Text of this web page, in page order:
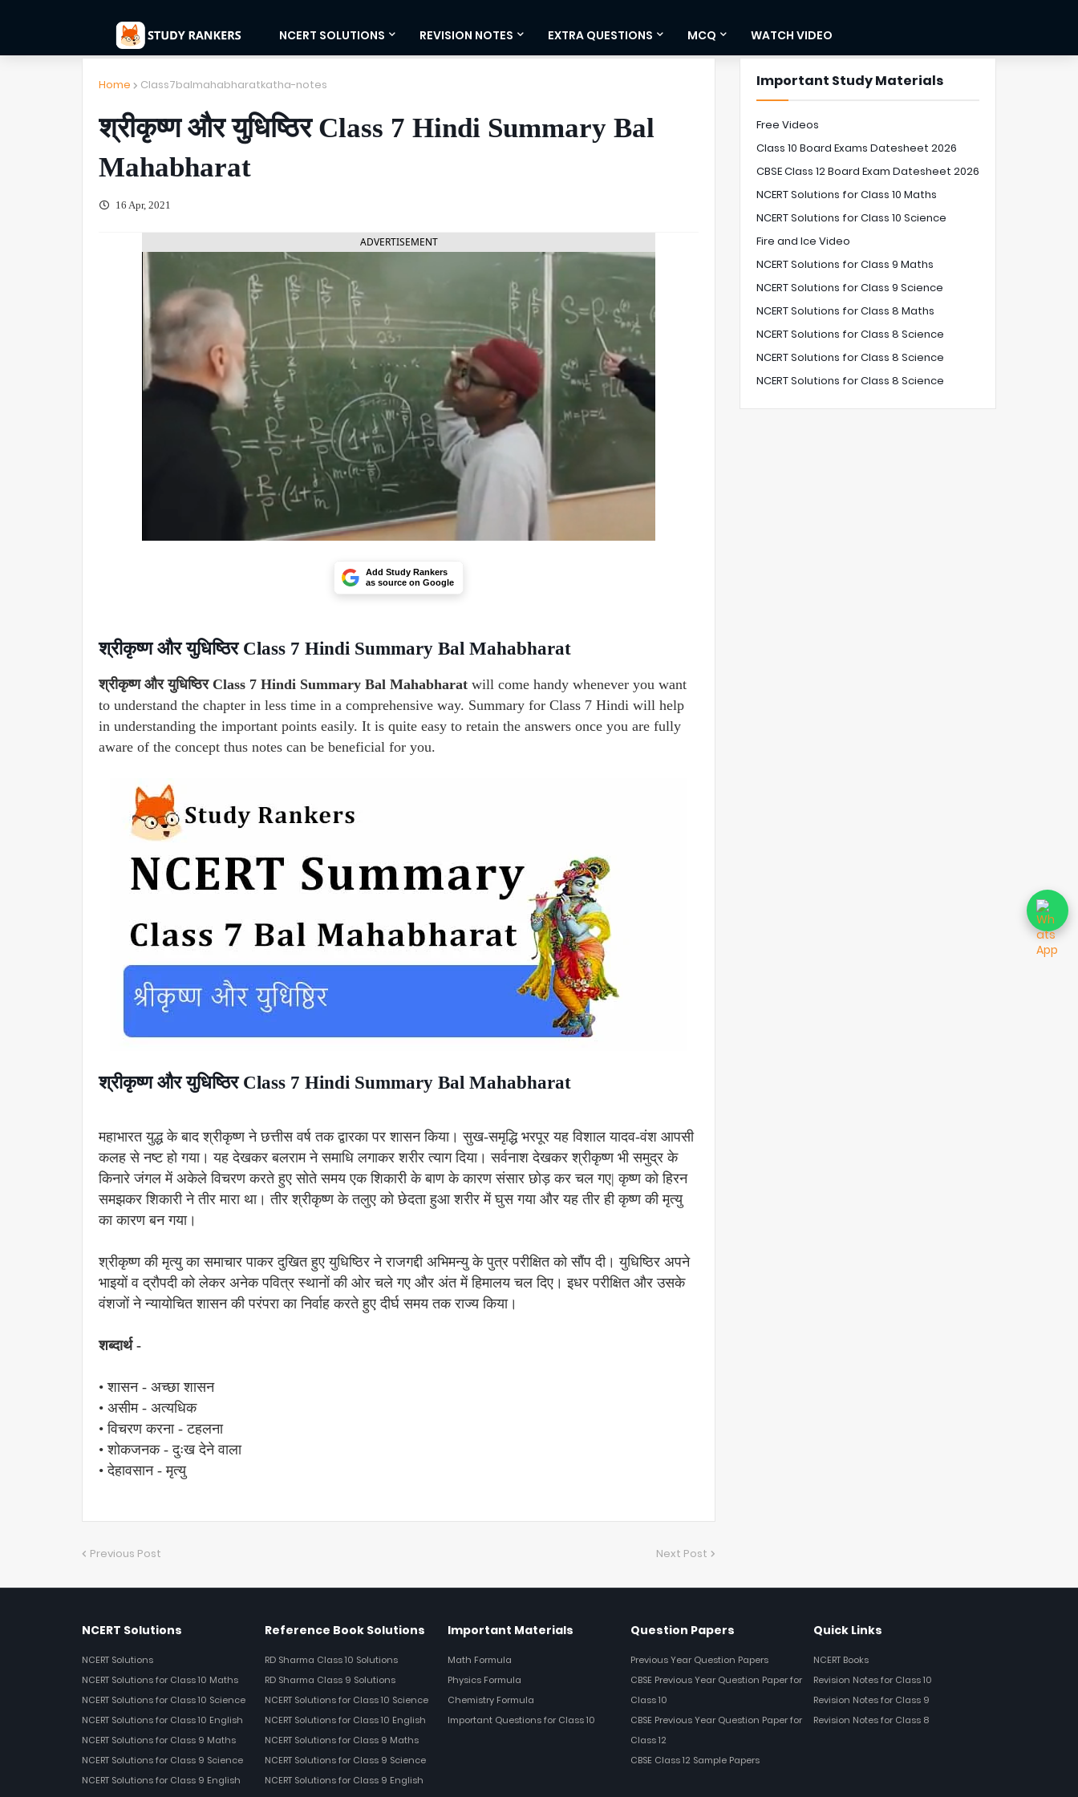
NCERT SOLUTIONS REVISION NOTES EXTRA QUESTIONS MCQ WATCH VIDEO
Home Class7balmahabharatkatha-notes
श्रीकृष्ण और युधिष्ठिर Class 7 Hindi Summary Bal
Mahabharat
16 Apr, 2021
ADVERTISEMENT
Add Study Rankers
as source on Google
श्रीकृष्ण और युधिष्ठिर Class 7 Hindi Summary Bal Mahabharat
श्रीकृष्ण और युधिष्ठिर Class 7 Hindi Summary Bal Mahabharat will come handy whenever you want
to understand the chapter in less time in a comprehensive way. Summary for Class 7 Hindi will help
in understanding the important points easily. It is quite easy to retain the answers once you are fully
aware of the concept thus notes can be beneficial for you.
श्रीकृष्ण और युधिष्ठिर Class 7 Hindi Summary Bal Mahabharat
महाभारत युद्ध के बाद श्रीकृष्ण ने छत्तीस वर्ष तक द्वारका पर शासन किया। सुख-समृद्धि भरपूर यह विशाल यादव-वंश आपसी
कलह से नष्ट हो गया। यह देखकर बलराम ने समाधि लगाकर शरीर त्याग दिया। सर्वनाश देखकर श्रीकृष्ण भी समुद्र के
किनारे जंगल में अकेले विचरण करते हुए सोते समय एक शिकारी के बाण के कारण संसार छोड़ कर चल गए| कृष्ण को हिरन
समझकर शिकारी ने तीर मारा था। तीर श्रीकृष्ण के तलुए को छेदता हुआ शरीर में घुस गया और यह तीर ही कृष्ण की मृत्यु
का कारण बन गया।
श्रीकृष्ण की मृत्यु का समाचार पाकर दुखित हुए युधिष्ठिर ने राजगद्दी अभिमन्यु के पुत्र परीक्षित को सौंप दी। युधिष्ठिर अपने
भाइयों व द्रौपदी को लेकर अनेक पवित्र स्थानों की ओर चले गए और अंत में हिमालय चल दिए। इधर परीक्षित और उसके
वंशजों ने न्यायोचित शासन की परंपरा का निर्वाह करते हुए दीर्घ समय तक राज्य किया।
शब्दार्थ -
• शासन - अच्छा शासन
• असीम - अत्यधिक
• विचरण करना - टहलना
• शोकजनक - दुःख देने वाला
• देहावसान - मृत्यु
Previous Post Next Post
Important Study Materials
Free Videos
Class 10 Board Exams Datesheet 2026
CBSE Class 12 Board Exam Datesheet 2026
NCERT Solutions for Class 10 Maths
NCERT Solutions for Class 10 Science
Fire and Ice Video
NCERT Solutions for Class 9 Maths
NCERT Solutions for Class 9 Science
NCERT Solutions for Class 8 Maths
NCERT Solutions for Class 8 Science
NCERT Solutions for Class 8 Science
NCERT Solutions for Class 8 Science
NCERT Solutions
NCERT Solutions
NCERT Solutions for Class 10 Maths
NCERT Solutions for Class 10 Science
NCERT Solutions for Class 10 English
NCERT Solutions for Class 9 Maths
NCERT Solutions for Class 9 Science
NCERT Solutions for Class 9 English
Reference Book Solutions
RD Sharma Class 10 Solutions
RD Sharma Class 9 Solutions
NCERT Solutions for Class 10 Science
NCERT Solutions for Class 10 English
NCERT Solutions for Class 9 Maths
NCERT Solutions for Class 9 Science
NCERT Solutions for Class 9 English
Important Materials
Math Formula
Physics Formula
Chemistry Formula
Important Questions for Class 10
Question Papers
Previous Year Question Papers
CBSE Previous Year Question Paper for
Class 10
CBSE Previous Year Question Paper for
Class 12
CBSE Class 12 Sample Papers
Quick Links
NCERT Books
Revision Notes for Class 10
Revision Notes for Class 9
Revision Notes for Class 8